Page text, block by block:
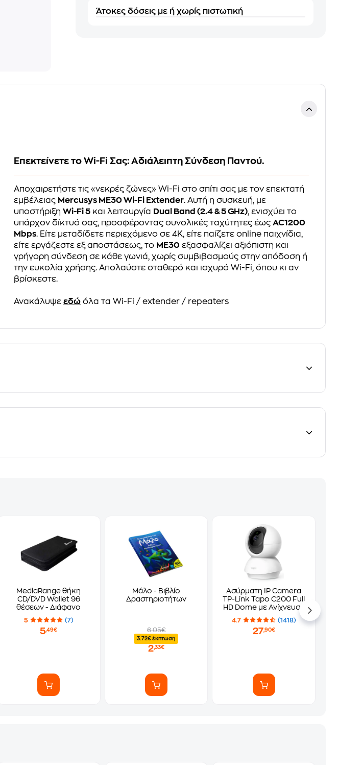
Άτοκες δόσεις με ή χωρίς πιστωτική
Επεκτείνετε το Wi-Fi Σας: Αδιάλειπτη Σύνδεση Παντού.
Αποχαιρετήστε τις «νεκρές ζώνες» Wi-Fi στο σπίτι σας με τον επεκτατή
εμβέλειας Mercusys ME30 Wi-Fi Extender. Αυτή η συσκευή, με
υποστήριξηWi-Fi 5 και λειτουργία Dual Band (2.4 & 5 GHz), ενισχύει το
υπάρχον δίκτυό σας, προσφέροντας συνολικές ταχύτητες έωςAC1200
Mbps. Είτε μεταδίδετε περιεχόμενο σε 4K, είτε παίζετε online παιχνίδια,
είτε εργάζεστε εξ αποστάσεως, το ME30 εξασφαλίζει αξιόπιστη και
γρήγορη σύνδεση σε κάθε γωνιά, χωρίς συμβιβασμούς στην απόδοση ή
την ευκολία χρήσης. Απολαύστε σταθερό και ισχυρό Wi-Fi, όπου κι αν
βρίσκεστε.
Ανακάλυψεεδώ όλα τα Wi-Fi / extender / repeaters
MediaRange θήκη
CD/DVD Wallet 96
θέσεων - Διάφανο
5 (7)
5,49€
Μάλο - Βιβλίο
Δραστηριοτήτων
6.05€
3.72€ έκπτωση
2,33€
Ασύρματη IP Camera
TP-Link Tapo C200 Full
HD Dome με Ανίχνευση
κίνησης
4.7 (1418)
27,90€